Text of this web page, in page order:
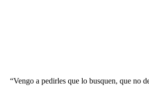
“Vengo a pedirles que lo busquen, que no